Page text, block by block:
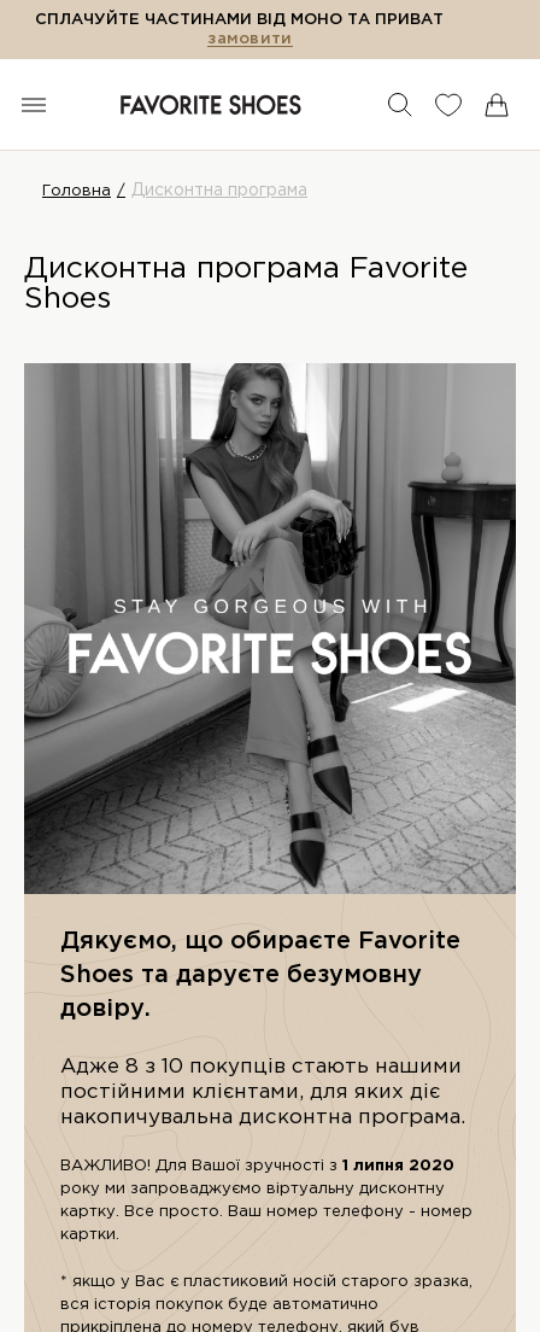
СПЛАЧУЙТЕ ЧАСТИНАМИ ВІД МОНО ТА ПРИВАТ
замовити
Головна Дисконтна програма
Дисконтна програма Favorite
Shoes
Дякуємо, що обираєте Favorite
Shoes та даруєте безумовну
довіру.
Адже 8 з 10 покупців стають нашими
постійними клієнтами, для яких діє
накопичувальна дисконтна програма.
ВАЖЛИВО! Для Вашої зручності з 1 липня 2020
року ми запроваджуємо віртуальну дисконтну
картку. Все просто. Ваш номер телефону - номер
картки.
* якщо у Вас є пластиковий носій старого зразка,
вся історія покупок буде автоматично
прикріплена до номеру телефону, який був